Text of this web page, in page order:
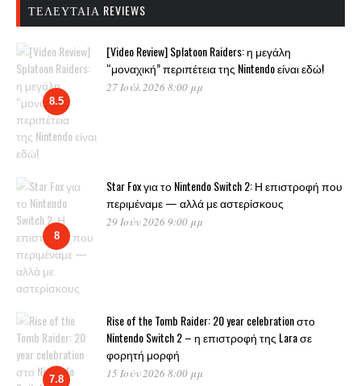
ΤΕΛΕΥΤΑΊΑ REVIEWS
8.5
[Video Review] Splatoon Raiders: η μεγάλη
“μοναχική” περιπέτεια της Nintendo είναι εδώ!
27 Ιούλ 2026 8:00 μμ
8
Star Fox για το Nintendo Switch 2: Η επιστροφή που
περιμέναμε — αλλά με αστερίσκους
29 Ιούν 2026 9:00 μμ
7.8
Rise of the Tomb Raider: 20 year celebration στο
Nintendo Switch 2 – η επιστροφή της Lara σε
φορητή μορφή
15 Ιούν 2026 8:00 μμ